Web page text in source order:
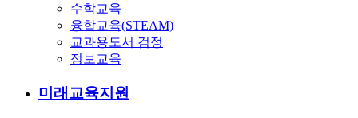
수학교육
융합교육(STEAM)
교과용도서 검정
정보교육
미래교육지원